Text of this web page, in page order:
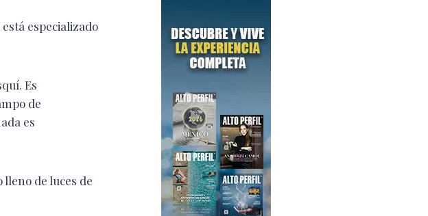
especializado
Es
de
es
de luces de